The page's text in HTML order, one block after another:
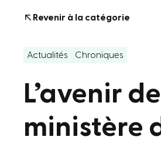
Revenir à la catégorie
Actualités Chroniques
L’avenir
ministère